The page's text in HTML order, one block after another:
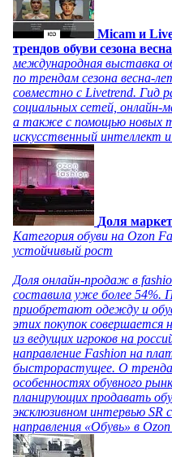
Micam и
трендов обуви сезона
международная выставка
по трендам сезона весна-
совместно с Livetrend. Гид
социальных сетей, онлайн-
а также с помощью новых
искусственный интеллект
Доля
Категория обуви на Ozon
устойчивый рост
Доля онлайн-продаж в
составила уже более 54%.
приобретают одежду и
этих покупок совершается
из ведущих игроков на
направление Fashion на
быстрорастущее. О
особенностях обувного
планирующих продавать
эксклюзивном интервью SR
направления «Обувь» в